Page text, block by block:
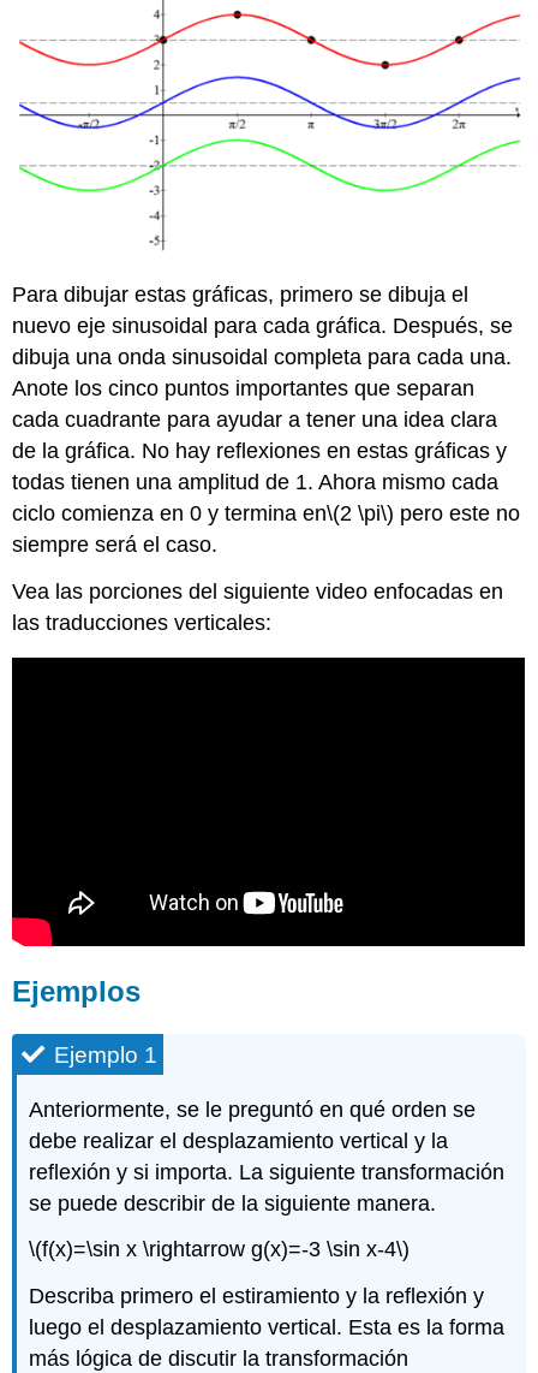
Para dibujar estas gráficas, primero se dibuja el
nuevo eje sinusoidal para cada gráfica. Después, se
dibuja una onda sinusoidal completa para cada una.
Anote los cinco puntos importantes que separan
cada cuadrante para ayudar a tener una idea clara
de la gráfica. No hay reflexiones en estas gráficas y
todas tienen una amplitud de 1. Ahora mismo cada
ciclo comienza en 0 y termina en\(2 \pi\) pero este no
siempre será el caso.
Vea las porciones del siguiente video enfocadas en
las traducciones verticales:
Ejemplos
Ejemplo 1
Anteriormente, se le preguntó en qué orden se
debe realizar el desplazamiento vertical y la
reflexión y si importa. La siguiente transformación
se puede describir de la siguiente manera.
\(f(x)=\sin x \rightarrow g(x)=-3 \sin x-4\)
Describa primero el estiramiento y la reflexión y
luego el desplazamiento vertical. Esta es la forma
más lógica de discutir la transformación